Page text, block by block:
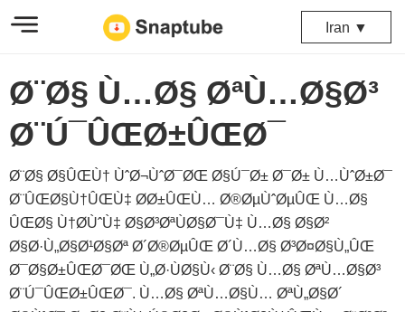
Iran ▼
Ø¨Ø§ Ù…Ø§ ØªÙ…Ø§Ø³
Ø¨Ú¯ÛŒØ±ÛŒØ¯
Ø¨Ø§ Ø§ÛŒÙ† ÙˆØ¬ÙˆØ¯ØŒ Ø§Ú¯Ø± Ø¯Ø± Ù…ÙˆØ±Ø¯
Ø¨ÛŒØ§Ù†ÛŒÙ‡ Ø­Ø±ÛŒÙ… Ø®ØµÙˆØµÛŒ Ù…Ø§
ÛŒØ§ Ù†Ø­ÙˆÙ‡ Ø§Ø³ØªÙØ§Ø¯Ù‡ Ù…Ø§ Ø§Ø²
Ø§Ø·Ù„Ø§Ø¹Ø§Øª Ø´Ø®ØµÛŒ Ø´Ù…Ø§ Ø³Ø¤Ø§Ù„ÛŒ
Ø¯Ø§Ø±ÛŒØ¯ØŒ Ù„Ø·ÙØ§Ù‹ Ø¨Ø§ Ù…Ø§ ØªÙ…Ø§Ø³
Ø¨Ú¯ÛŒØ±ÛŒØ¯. Ù…Ø§ ØªÙ…Ø§Ù… ØªÙ„Ø§Ø´